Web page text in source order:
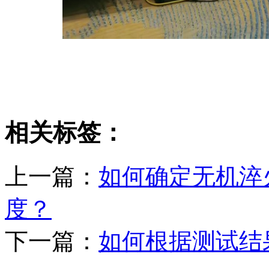
相关标签：
上一篇： 如何确定无机
度？
下一篇： 如何根据测试